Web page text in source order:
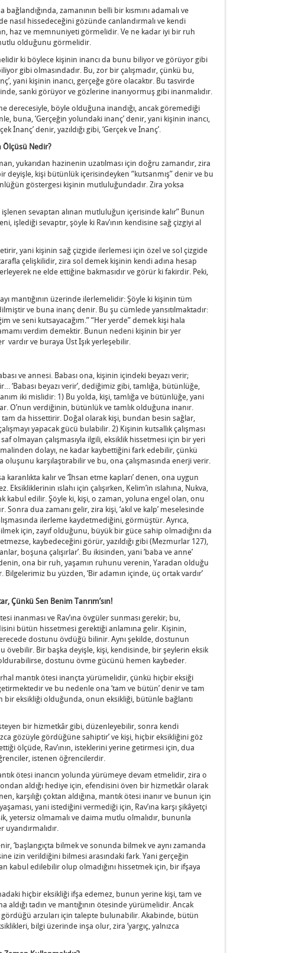
zamanının belli bir kısmını adamalı ve
nasıl hissedeceğini gözünde canlandırmalı ve kendi
haz ve memnuniyeti görmelidir. Ve ne kadar iyi bir ruh
olduğunu görmelidir.
ki böylece kişinin inancı da bunu biliyor ve görüyor gibi
gibi olmasındadır. Bu, zor bir çalışmadır, çünkü bu,
yani kişinin inancı, gerçeğe göre olacaktır. Bu tasvirde
sanki görüyor ve gözlerine inanıyormuş gibi inanmalıdır.
derecesiyle, böyle olduğuna inandığı, ancak göremediği
buna, ‘Gerçeğin yolundaki inanç’ denir, yani kişinin inancı,
İnanç’ denir, yazıldığı gibi, ‘Gerçek ve İnanç’.
Ölçüsü Nedir?
yukarıdan hazinenin uzatılması için doğru zamandır, zira
deyişle, kişi bütünlük içerisindeyken “kutsanmış” denir ve bu
göstergesi kişinin mutluluğundadır. Zira yoksa
işlenen sevaptan alınan mutluluğun içerisinde kalır” Bunun
işlediği sevaptır, şöyle ki Rav’ının kendisine sağ çizgiyi al
yani kişinin sağ çizgide ilerlemesi için özel ve sol çizgide
çelişkilidir, zira sol demek kişinin kendi adına hesap
ne elde ettiğine bakmasıdır ve görür ki fakirdir. Peki,
mantığının üzerinde ilerlemelidir: Şöyle ki kişinin tüm
ve buna inanç denir. Bu şu cümlede yansıtılmaktadır:
ve seni kutsayacağım.” “Her yerde” demek kişi hala
verdim demektir. Bunun nedeni kişinin bir yer
vardır ve buraya Üst Işık yerleşebilir.
ve annesi. Babası ona, kişinin içindeki beyazı verir;
‘Babası beyazı verir’, dediğimiz gibi, tamlığa, bütünlüğe,
iki mislidir: 1) Bu yolda, kişi, tamlığa ve bütünlüğe, yani
O’nun verdiğinin, bütünlük ve tamlık olduğuna inanır.
da hissettirir. Doğal olarak kişi, bundan besin sağlar,
yapacak gücü bulabilir. 2) Kişinin kutsallık çalışması
olmayan çalışmasıyla ilgili, eksiklik hissetmesi için bir yeri
dolayı, ne kadar kaybettiğini fark edebilir, çünkü
oluşunu karşılaştırabilir ve bu, ona çalışmasında enerji verir.
kalır ve ‘İhsan etme kapları’ denen, ona uygun
Eksikliklerinin ıslahı için çalışırken, Kelim’in ıslahına, Nukva,
kabul edilir. Şöyle ki, kişi, o zaman, yoluna engel olan, onu
Sonra dua zamanı gelir, zira kişi, ‘akıl ve kalp’ meselesinde
ilerleme kaydetmediğini, görmüştür. Ayrıca,
için, zayıf olduğunu, büyük bir güce sahip olmadığını da
kaybedeceğini görür, yazıldığı gibi (Mezmurlar 127),
boşuna çalışırlar’. Bu ikisinden, yani ‘baba ve anne’
ona bir ruh, yaşamın ruhunu verenin, Yaradan olduğu
bu yüzden, ‘Bir adamın içinde, üç ortak vardır’
Çünkü Sen Benim Tanrım’sın!
inanması ve Rav’ına övgüler sunması gerekir; bu,
bütün hissetmesi gerektiği anlamına gelir. Kişinin,
dostunu övdüğü bilinir. Aynı şekilde, dostunun
Bir başka deyişle, kişi, kendisinde, bir şeylerin eksik
dostunu övme gücünü hemen kaybeder.
mantık ötesi inançta yürümelidir, çünkü hiçbir eksiği
ve bu nedenle ona ‘tam ve bütün’ denir ve tam
eksikliği olduğunda, onun eksikliği, bütünle bağlantı
bir hizmetkâr gibi, düzenleyebilir, sonra kendi
gözüyle gördüğüne sahiptir’ ve kişi, hiçbir eksikliğini göz
ölçüde, Rav’ının, isteklerini yerine getirmesi için, dua
istenen öğrencilerdir.
ötesi inancın yolunda yürümeye devam etmelidir, zira o
aldığı hediye için, efendisini öven bir hizmetkâr olarak
karşılığı çoktan aldığına, mantık ötesi inanır ve bunun için
yani istediğini vermediği için, Rav’ına karşı şikâyetçi
yetersiz olmamalı ve daima mutlu olmalıdır, bununla
uyandırmalıdır.
‘başlangıçta bilmek ve sonunda bilmek ve aynı zamanda
izin verildiğini bilmesi arasındaki fark. Yani gerçeğin
kabul edilebilir olup olmadığını hissetmek için, bir ifşaya
hiçbir eksikliği ifşa edemez, bunun yerine kişi, tam ve
tadın ve mantığının ötesinde yürümelidir. Ancak
arzuları için talepte bulunabilir. Akabinde, bütün
bilgi üzerinde inşa olur, zira ‘yargıç, yalnızca